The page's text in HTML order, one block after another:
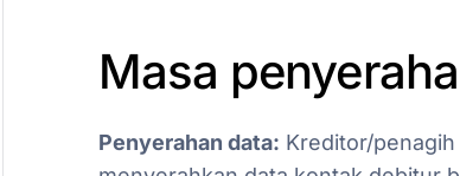
Masa
Penyerahan data: Kreditor/penagih